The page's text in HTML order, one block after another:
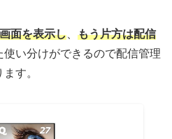
面を表示し
もう片方は配信
使い分けができるので配信管理
す。